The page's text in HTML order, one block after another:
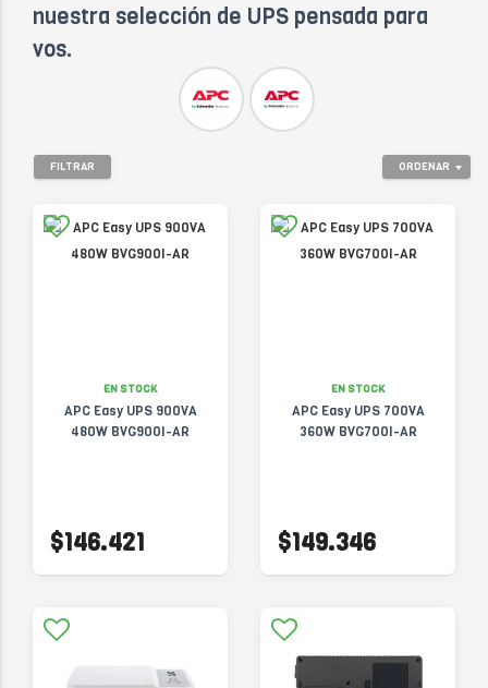
nuestra selección de UPS pensada para
vos.
ORDENAR
FILTRAR
EN STOCK
APC Easy UPS 900VA
480W BVG900I-AR
$146.421
EN STOCK
APC Easy UPS 700VA
360W BVG700I-AR
$149.346